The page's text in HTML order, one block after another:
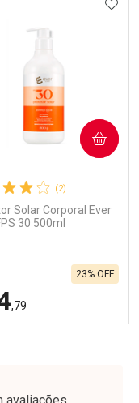
(2)
Solar Corporal Ever
30 500ml
,79
23% OFF
COMPRAR